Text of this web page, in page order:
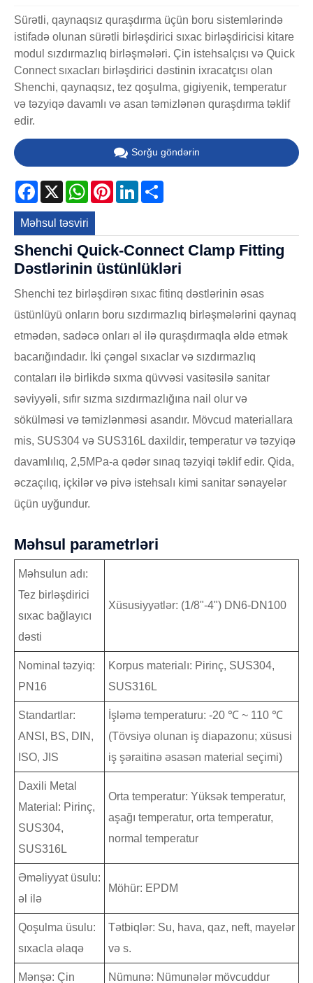
Sürətli, qaynaqsız quraşdırma üçün boru sistemlərində
istifadə olunan sürətli birləşdirici sıxac birləşdiricisi kitare
modul sızdırmazlıq birləşmələri. Çin istehsalçısı və Quick
Connect sıxacları birləşdirici dəstinin ixracatçısı olan
Shenchi, qaynaqsız, tez qoşulma, gigiyenik, temperatur
və təzyiqə davamlı və asan təmizlənən quraşdırma təklif
edir.
Sorğu göndərin
Facebook
X WhatsApp
PinterestLinkedIn
Məhsul təsviri
Shenchi Quick-Connect Clamp Fitting
Dəstlərinin üstünlükləri
Shenchi tez birləşdirən sıxac fitinq dəstlərinin əsas
üstünlüyü onların boru sızdırmazlıq birləşmələrini qaynaq
etmədən, sadəcə onları əl ilə quraşdırmaqla əldə etmək
bacarığındadır. İki çəngəl sıxaclar və sızdırmazlıq
contaları ilə birlikdə sıxma qüvvəsi vasitəsilə sanitar
səviyyəli, sıfır sızma sızdırmazlığına nail olur və
sökülməsi və təmizlənməsi asandır. Mövcud materiallara
mis, SUS304 və SUS316L daxildir, temperatur və təzyiqə
davamlılıq, 2,5MPa-a qədər sınaq təzyiqi təklif edir. Qida,
əczaçılıq, içkilər və pivə istehsalı kimi sanitar sənayelər
üçün uyğundur.
Məhsul parametrləri
Məhsulun adı:
Tez birləşdirici
sıxac bağlayıcı
dəsti
Xüsusiyyətlər: (1/8"-4") DN6-DN100
Nominal təzyiq:
PN16
Korpus materialı: Pirinç, SUS304,
SUS316L
Standartlar:
ANSI, BS, DIN,
ISO, JIS
İşləmə temperaturu: -20 ℃ ~ 110 ℃
(Tövsiyə olunan iş diapazonu; xüsusi
iş şəraitinə əsasən material seçimi)
Daxili Metal
Material: Pirinç,
SUS304,
SUS316L
Orta temperatur: Yüksək temperatur,
aşağı temperatur, orta temperatur,
normal temperatur
Əməliyyat üsulu:
əl ilə
Möhür: EPDM
Qoşulma üsulu:
sıxacla əlaqə
Tətbiqlər: Su, hava, qaz, neft, mayelər
və s.
Mənşə: Çin Nümunə: Nümunələr mövcuddur